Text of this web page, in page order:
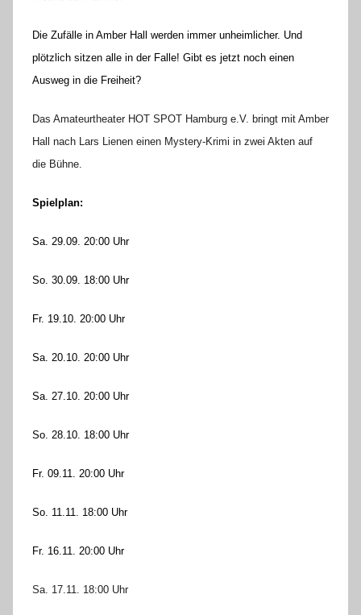
Die Zufälle in Amber Hall werden immer unheimlicher. Und
plötzlich sitzen alle in der Falle! Gibt es jetzt noch einen
Ausweg in die Freiheit?
Das Amateurtheater HOT SPOT Hamburg e.V. bringt mit Amber
Hall nach Lars Lienen einen Mystery-Krimi in zwei Akten auf
die Bühne.
Spielplan:
Sa. 29.09. 20:00 Uhr
So. 30.09. 18:00 Uhr
Fr. 19.10. 20:00 Uhr
Sa. 20.10. 20:00 Uhr
Sa. 27.10. 20:00 Uhr
So. 28.10. 18:00 Uhr
Fr. 09.11. 20:00 Uhr
So. 11.11. 18:00 Uhr
Fr. 16.11. 20:00 Uhr
Sa. 17.11. 18:00 Uhr